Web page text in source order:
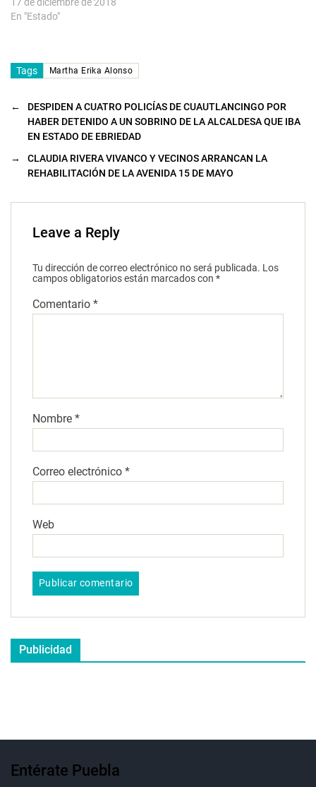
17 de diciembre de 2018
En "Estado"
Tags Martha Erika Alonso
←
DESPIDEN A CUATRO POLICÍAS DE CUAUTLANCINGO POR
HABER DETENIDO A UN SOBRINO DE LA ALCALDESA QUE IBA
EN ESTADO DE EBRIEDAD
→
CLAUDIA RIVERA VIVANCO Y VECINOS ARRANCAN LA
REHABILITACIÓN DE LA AVENIDA 15 DE MAYO
Leave a Reply
Tu dirección de correo electrónico no será publicada. Los
campos obligatorios están marcados con *
Comentario *
Nombre *
Correo electrónico *
Web
Publicidad
Entérate Puebla